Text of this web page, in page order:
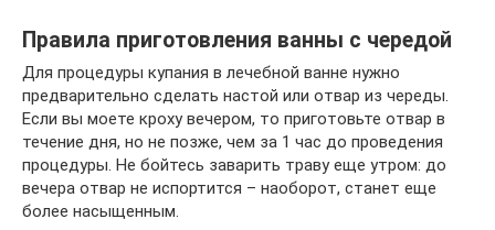
Правила приготовления ванны с чередой
Для процедуры купания в лечебной ванне нужно
предварительно сделать настой или отвар из череды.
Если вы моете кроху вечером, то приготовьте отвар в
течение дня, но не позже, чем за 1 час до проведения
процедуры. Не бойтесь заварить траву еще утром: до
вечера отвар не испортится – наоборот, станет еще
более насыщенным.